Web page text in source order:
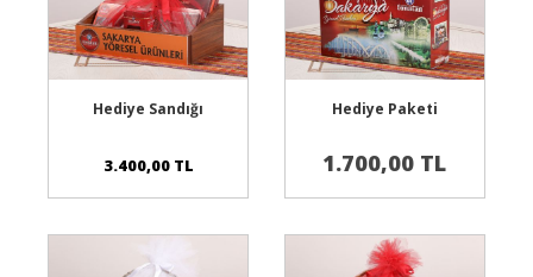
Sepete Ekle
Hediye Sandığı
3.400,00 TL
Sepete Ekle
Hediye Paketi
1.700,00 TL